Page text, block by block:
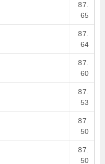
87.
65
87.
64
87.
60
87.
53
87.
50
87.
50